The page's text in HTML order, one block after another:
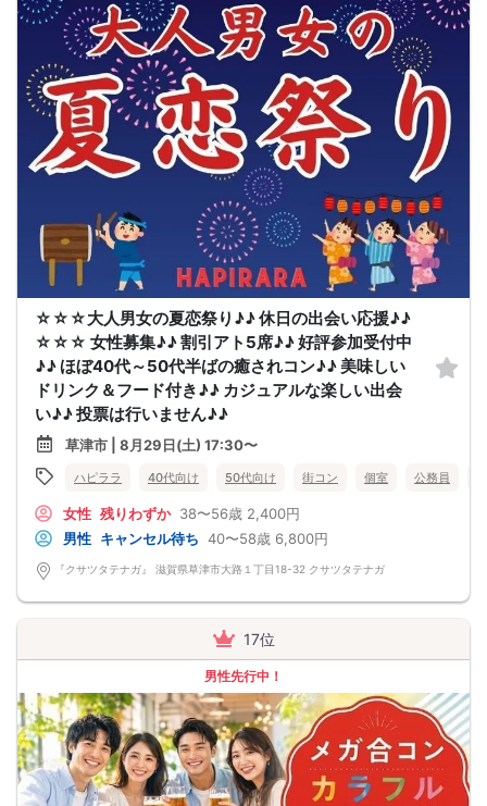
☆☆☆大人男女の夏恋祭り♪♪ 休日の出会い応援♪♪
☆☆☆ 女性募集♪♪ 割引アト5席♪♪ 好評参加受付中
♪♪ ほぼ40代～50代半ばの癒されコン♪♪ 美味しい
ドリンク＆フード付き♪♪ カジュアルな楽しい出会
い♪♪ 投票は行いません♪♪
草津市 | 8月29日(土) 17:30〜
ハピララ 40代向け 50代向け 街コン 個室 公務員
女性 残りわずか 38〜56歳 2,400円
男性 キャンセル待ち 40〜58歳 6,800円
『クサツタテナガ』 滋賀県草津市大路１丁目18-32 クサツタテナガ
17位
男性先行中！